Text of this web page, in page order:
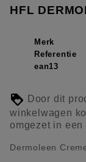
HFL
Merk
Referentie
ean13
Door dit
winkelwagen
omgezet in
Dermoleen